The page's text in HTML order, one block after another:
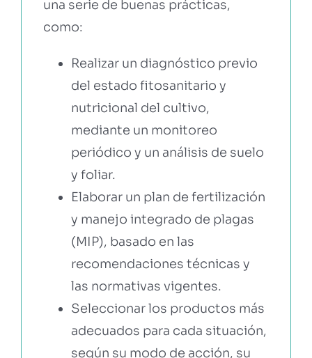
una serie de buenas prácticas,
como:
Realizar un diagnóstico previo
del estado fitosanitario y
nutricional del cultivo,
mediante un monitoreo
periódico y un análisis de suelo
y foliar.
Elaborar un plan de fertilización
y manejo integrado de plagas
(MIP), basado en las
recomendaciones técnicas y
las normativas vigentes.
Seleccionar los productos más
adecuados para cada situación,
según su modo de acción, su